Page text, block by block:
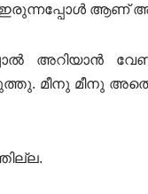
ആണ്
അറിയാൻ
മീനു മീനു